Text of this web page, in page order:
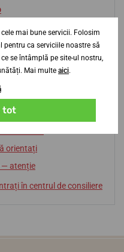
consiliere
și dezavantaje
orientați
— atenție
în centrul de consiliere
mai bune servicii. Folosim
pentru ca serviciile noastre să
se întâmplă pe site-ul nostru,
Mai multe aici.
tot